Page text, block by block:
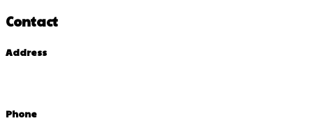
Contact
Address
Phone